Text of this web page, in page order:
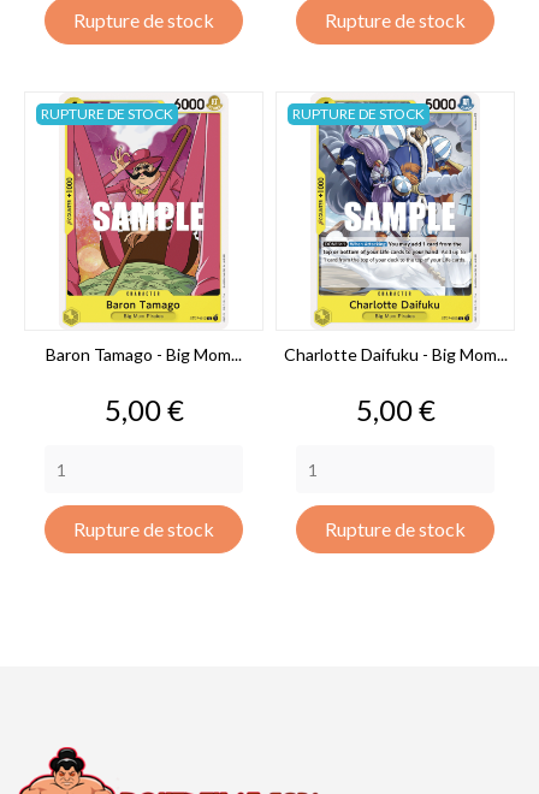
Rupture de stock Rupture de stock
Baron Tamago - Big Mom...
Prix
5,00 €
Rupture de stock
RUPTURE DE STOCK
Charlotte Daifuku - Big Mom...
Prix
5,00 €
Rupture de stock
RUPTURE DE STOCK